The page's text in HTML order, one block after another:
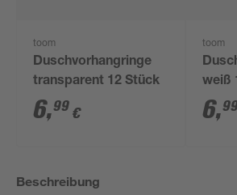
toom
Duschvorhangringe
transparent 12 Stück
6,99 €
toom
weiß
6,
Beschreibung